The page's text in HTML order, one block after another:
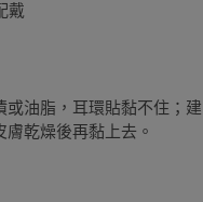
戴
油脂，耳環貼黏不住；建
乾燥後再黏上去。